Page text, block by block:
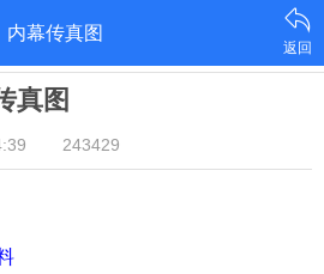
内幕传真图
返回
真图
243429